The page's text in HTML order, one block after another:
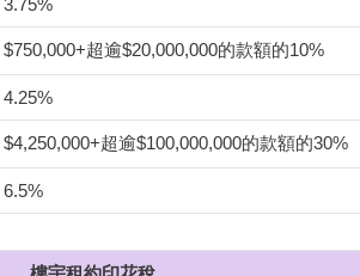
3.75%
$750,000+超逾$20,000,000的款額的10%
4.25%
$4,250,000+超逾$100,000,000的款額的30%
6.5%